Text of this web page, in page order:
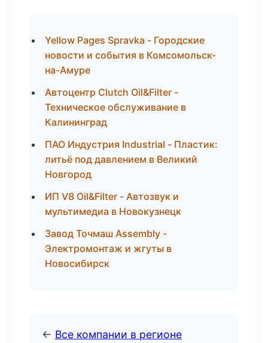
Yellow Pages Spravka - Городские
новости и события в Комсомольск-
на-Амуре
Автоцентр Clutch Oil&Filter -
Техническое обслуживание в
Калининград
ПАО Индустрия Industrial - Пластик:
литьё под давлением в Великий
Новгород
ИП V8 Oil&Filter - Автозвук и
мультимедиа в Новокузнецк
Завод Точмаш Assembly -
Электромонтаж и жгуты в
Новосибирск
← Все компании в регионе